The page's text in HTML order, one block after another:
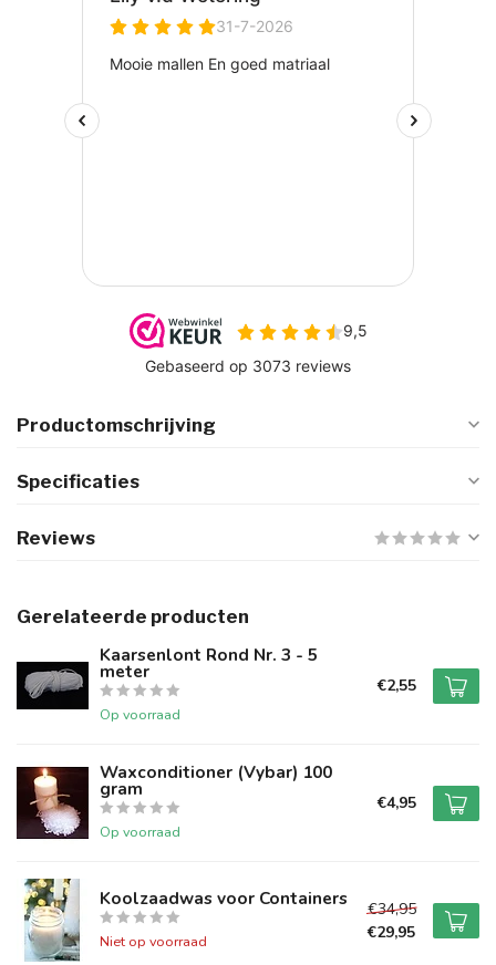
Productomschrijving
Specificaties
Reviews
Gerelateerde producten
Kaarsenlont Rond Nr. 3 - 5
meter
Op voorraad
€2,55
Waxconditioner (Vybar) 100
gram
Op voorraad
€4,95
Koolzaadwas voor Containers
Niet op voorraad
€34,95
€29,95